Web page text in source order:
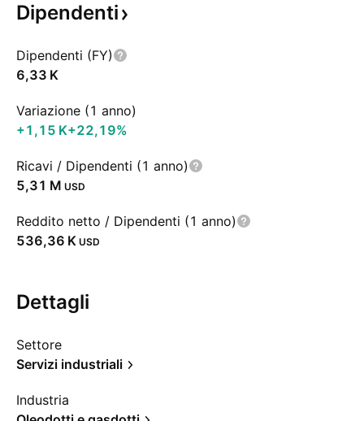
Dipendenti
Dipendenti (FY)
‪6,33 K‬
Variazione (1 anno)
‪+1,15 K‬+22,19%
Ricavi / Dipendenti (1 anno)
‪5,31 M‬ USD
Reddito netto / Dipendenti (1 anno)
‪536,36 K‬ USD
Dettagli
Settore
Servizi industriali
Industria